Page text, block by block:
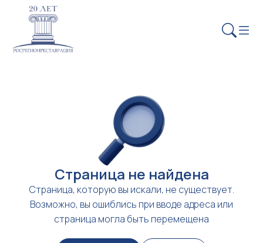
Страница не найдена
Страница, которую вы искали, не существует.
Возможно, вы ошиблись при вводе адреса или
страница могла быть перемещена